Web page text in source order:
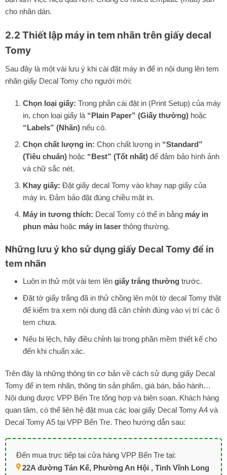
cho nhãn dán.
2.2 Thiết lập máy in tem nhãn trên giấy decal
Tomy
Sau đây là một vài lưu ý khi cài đặt máy in để in nội dung lên tem
nhãn giấy Decal Tomy cho người mới:
Chọn loại giấy: Trong phần cài đặt in (Print Setup) của máy
in, chọn loại giấy là “Plain Paper” (Giấy thường)hoặc
“Labels” (Nhãn)nếu có.
Chọn chất lượng in: Chọn chất lượng in “Standard”
(Tiêu chuẩn)hoặc “Best” (Tốt nhất)để đảm bảo hình ảnh
và chữ sắc nét.
Khay giấy: Đặt giấy decal Tomy vào khay nạp giấy của
máy in. Đảm bảo đặt đúng chiều mặt in.
Máy in tương thích: Decal Tomy có thể in bằng máy in
phun màu hoặc máy in laserthông thường.
Những lưu ý kho sử dụng giấy Decal Tomy để in
tem nhãn
Luôn in thử một vài tem lên giấy trắng thườngtrước.
Đặt tờ giấy trắng đã in thử chồng lên một tờ decal Tomy thật
để kiểm tra xem nội dung đã căn chỉnh đúng vào vị trí các ô
tem chưa.
Nếu bị lệch, hãy điều chỉnh lại trong phần mềm thiết kế cho
đến khi chuẩn xác.
Trên đây là những thông tin cơ bản về cách sử dụng giấy Decal
Tomy để in tem nhãn, thông tin sản phẩm, giá bán, bảo hành…
Nội dung được VPP Bến Tre tổng hợp và biên soạn. Khách hàng
quan tâm, có thể liên hệ đặt mua các loại giấy Decal Tomy A4 và
Decal Tomy A5 tại VPP Bến Tre. Theo hướng dẫn sau:
Đến mua trực tiếp tại cửa hàng VPP Bến Tre tại:
22A đường Tán Kế, Phường An Hội , Tỉnh Vĩnh Long